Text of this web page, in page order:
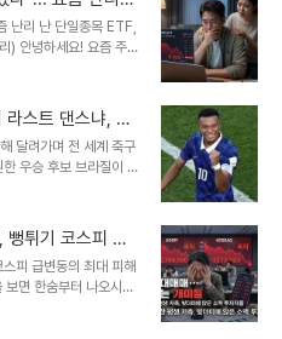
원특별자치도 (고성·양
이 없죠. 이번에는 아기
의 천국 양양의 해변들
강원특별자치도 고성
(장단점과 괴리율
난리 난 단일종목 ETF,
) 안녕하세요! 요즘 주식
드가 있죠. 바로
요. 최근 국내 증시에서
나만 집중적으로 추종
리는 개인 투자자들이
"출시를 막았어야 했
제로 번지고 있는데요.
스트 댄스냐, 음
점왕 정리)
달려가며 전 세계 축구
우승 후보 브라질이 탈
챔피언 아르헨티나를 비
로피만큼이나 우리의
월드컵 최고의 공격수
.오늘 블로그에서는 축
회의 역대 득점왕들을
월드컵의 득점왕 주
뻥튀기 코스피 급
피 급변동의 최대 피해
보면 한숨부터 나오시는
시대가 온다"며